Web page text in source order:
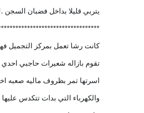
يتربي قليلا بداخل فضبان السجن
كانت رشا تعمل بمركز التجميل
تقوم بازاله شعيرات حاجبي
اسرتها تمر بظروف ماليه صعبه
والكهرباء التي بدات تتكدس